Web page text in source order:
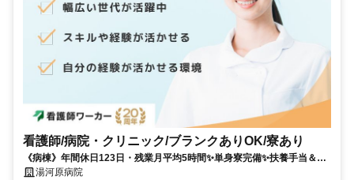
看護師/病院・クリニック/ブランクありOK/寮あり
《病棟》年間休日123日・残業月平均5時間✨単身寮完備✨扶養手当＆住
居手当アリ✨働きやすい環境が整っています⭐彡
湯河原病院